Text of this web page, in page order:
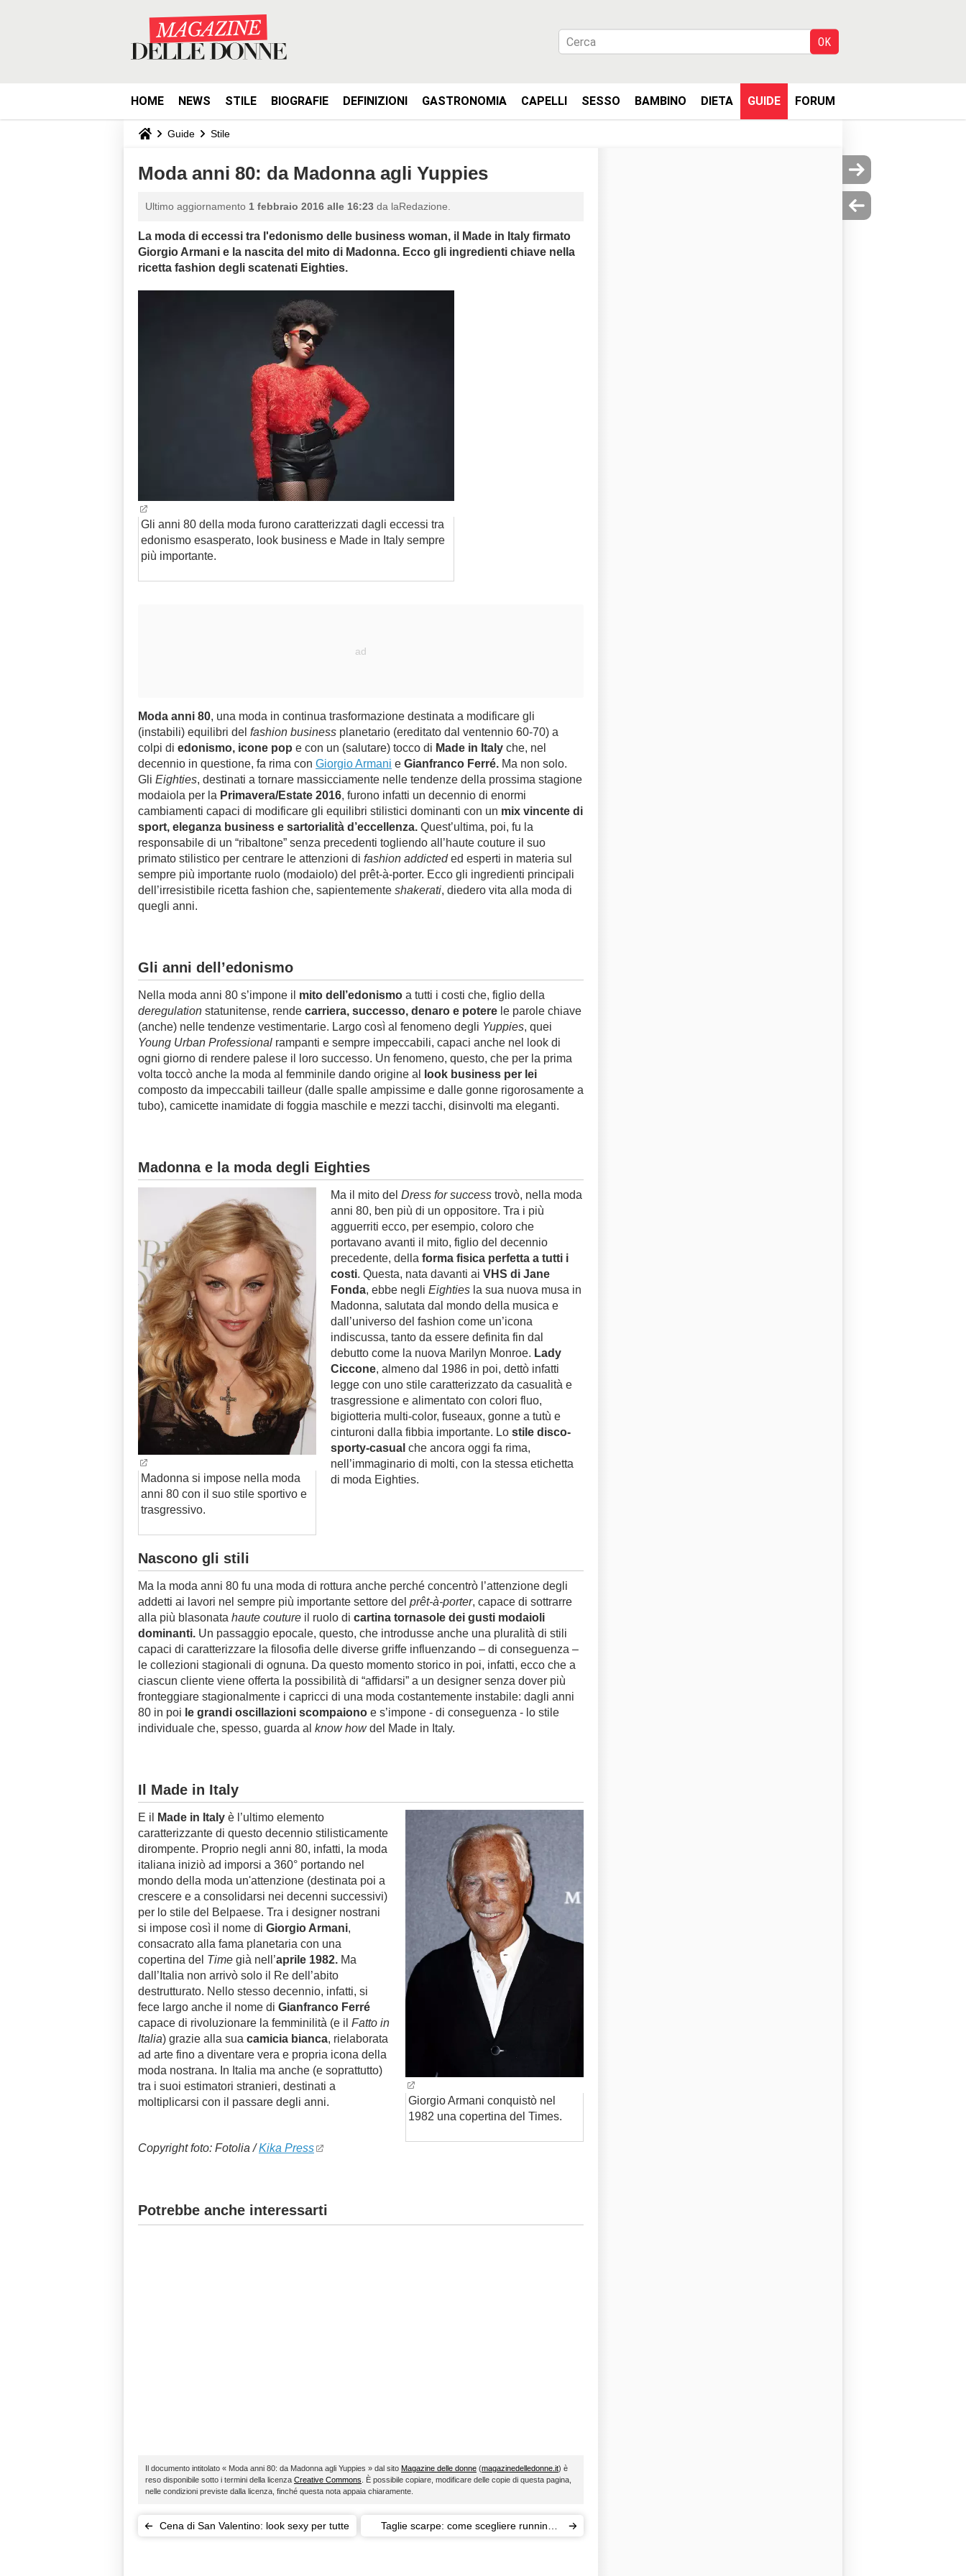
HOME NEWS STILE BIOGRAFIE DEFINIZIONI GASTRONOMIA CAPELLI SESSO BAMBINO DIETA GUIDE FORUM
Guide Stile
Moda anni 80: da Madonna agli Yuppies
Ultimo aggiornamento 1 febbraio 2016 alle 16:23 da laRedazione.
La moda di eccessi tra l'edonismo delle business woman, il Made in Italy firmato
Giorgio Armani e la nascita del mito di Madonna. Ecco gli ingredienti chiave nella
ricetta fashion degli scatenati Eighties.
Gli anni 80 della moda furono caratterizzati dagli eccessi tra
edonismo esasperato, look business e Made in Italy sempre
più importante.
Moda anni 80, una moda in continua trasformazione destinata a modificare gli
(instabili) equilibri del fashion business planetario (ereditato dal ventennio 60-70) a
colpi di edonismo, icone pop e con un (salutare) tocco di Made in Italy che, nel
decennio in questione, fa rima con Giorgio Armani e Gianfranco Ferré. Ma non solo.
Gli Eighties, destinati a tornare massicciamente nelle tendenze della prossima stagione
modaiola per la Primavera/Estate 2016, furono infatti un decennio di enormi
cambiamenti capaci di modificare gli equilibri stilistici dominanti con un mix vincente di
sport, eleganza business e sartorialità d’eccellenza. Quest’ultima, poi, fu la
responsabile di un “ribaltone” senza precedenti togliendo all’haute couture il suo
primato stilistico per centrare le attenzioni di fashion addicteded esperti in materia sul
sempre più importante ruolo (modaiolo) del prêt-à-porter. Ecco gli ingredienti principali
dell’irresistibile ricetta fashion che, sapientemente shakerati, diedero vita alla moda di
quegli anni.
Gli anni dell’edonismo
Nella moda anni 80 s’impone il mito dell’edonismo a tutti i costi che, figlio della
deregulation statunitense, rende carriera, successo, denaro e potere le parole chiave
(anche) nelle tendenze vestimentarie. Largo così al fenomeno degli Yuppies, quei
Young Urban Professional rampanti e sempre impeccabili, capaci anche nel look di
ogni giorno di rendere palese il loro successo. Un fenomeno, questo, che per la prima
volta toccò anche la moda al femminile dando origine al
look business per lei
composto da impeccabili tailleur (dalle spalle ampissime e dalle gonne rigorosamente a
tubo), camicette inamidate di foggia maschile e mezzi tacchi, disinvolti ma eleganti.
Madonna e la moda degli Eighties
Madonna si impose nella moda
anni 80 con il suo stile sportivo e
trasgressivo.
Ma il mito del Dress for success trovò, nella moda
anni 80, ben più di un oppositore. Tra i più
agguerriti ecco, per esempio, coloro che
portavano avanti il mito, figlio del decennio
precedente, della forma fisica perfetta a tutti i
costi. Questa, nata davanti ai VHS di Jane
Fonda, ebbe negli Eighties la sua nuova musa in
Madonna, salutata dal mondo della musica e
dall’universo del fashion come un’icona
indiscussa, tanto da essere definita fin dal
debutto come la nuova Marilyn Monroe. Lady
Ciccone, almeno dal 1986 in poi, dettò infatti
legge con uno stile caratterizzato da casualità e
trasgressione e alimentato con colori fluo,
bigiotteria multi-color, fuseaux, gonne a tutù e
cinturoni dalla fibbia importante. Lo stile disco-
sporty-casual che ancora oggi fa rima,
nell’immaginario di molti, con la stessa etichetta
di moda Eighties.
Nascono gli stili
Ma la moda anni 80 fu una moda di rottura anche perché concentrò l’attenzione degli
addetti ai lavori nel sempre più importante settore del prêt-à-porter, capace di sottrarre
alla più blasonata haute couture il ruolo di cartina tornasole dei gusti modaioli
dominanti. Un passaggio epocale, questo, che introdusse anche una pluralità di stili
capaci di caratterizzare la filosofia delle diverse griffe influenzando – di conseguenza –
le collezioni stagionali di ognuna. Da questo momento storico in poi, infatti, ecco che a
ciascun cliente viene offerta la possibilità di “affidarsi” a un designer senza dover più
fronteggiare stagionalmente i capricci di una moda costantemente instabile: dagli anni
80 in poi le grandi oscillazioni scompaiono e s’impone - di conseguenza - lo stile
individuale che, spesso, guarda al know howdel Made in Italy.
Il Made in Italy
Giorgio Armani conquistò nel
1982 una copertina del Times.
E il Made in Italy è l’ultimo elemento
caratterizzante di questo decennio stilisticamente
dirompente. Proprio negli anni 80, infatti, la moda
italiana iniziò ad imporsi a 360° portando nel
mondo della moda un'attenzione (destinata poi a
crescere e a consolidarsi nei decenni successivi)
per lo stile del Belpaese. Tra i designer nostrani
si impose così il nome di Giorgio Armani,
consacrato alla fama planetaria con una
copertina del Time già nell’aprile 1982. Ma
dall’Italia non arrivò solo il Re dell’abito
destrutturato. Nello stesso decennio, infatti, si
fece largo anche il nome di Gianfranco Ferré
capace di rivoluzionare la femminilità (e il Fatto in
Italia) grazie alla sua camicia bianca, rielaborata
ad arte fino a diventare vera e propria icona della
moda nostrana. In Italia ma anche (e soprattutto)
tra i suoi estimatori stranieri, destinati a
moltiplicarsi con il passare degli anni.
Copyright foto: Fotolia /Kika Press
Potrebbe anche interessarti
Il documento intitolato « Moda anni 80: da Madonna agli Yuppies » dal sito Magazine delle donne (magazinedelledonne.it) è
reso disponibile sotto i termini della licenza Creative Commons . È possibile copiare, modificare delle copie di questa pagina,
nelle condizioni previste dalla licenza, finché questa nota appaia chiaramente.
Cena di San Valentino: look sexy per tutte
Taglie scarpe: come scegliere running e